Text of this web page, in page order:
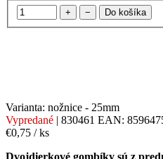
+ − Do košíka
Varianta: nožnice - 25mm
Vypredané | 830461 EAN:
€0,75 / ks
Dvojdierkové gombíky sú z